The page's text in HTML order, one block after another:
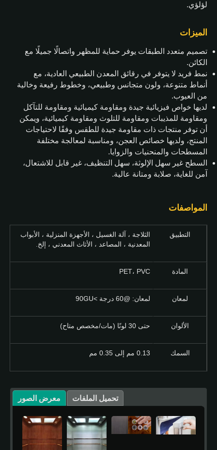
لؤلؤي.
الميزات
تصميم متعدد الطبقات يوفر حماية للمظهر واتصالًا جميلًا مع
الكائن.
نمط فريد لا يتوفر في رقائق المعدن الطبيعي العادية، مع
أنماط متنوعة، ولون متجانس وطبيعي، وخطوط رفيعة وخالية
من العيوب.
لديها خواص فيزيائية جيدة ومقاومة كيميائية ومقاومة للتآكل
ومقاومة للمذيبات ومقاومة للتلوث ومقاومة كيميائية، ويمكن
أن توفر منتجات ذات مقاومة جيدة للطقس وفقًا لاحتياجات
المنتج، ولديها خصائص العجن، ومناسبة لمعالجة مختلفة
المسطحات والمنحنيات والزوايا.
السطح غير سهل الإلوثة، سهل التنظيف، غير قابل للاشتعال،
آمن للغاية، صلابة ومتانة عالية.
المواصفات
التطبيق
الثلاجة ، آلة الغسيل ، الأجهزة المنزلية ، الأبواب
المعدنية ، المصاعد ، الأثاث المعدني ، إلخ.
المادة PET، PVC
لمعان لمعان: @60 درجة >90GU
الألوان حتى 30 لونًا (مات/مخصص متاح)
السمك 0.13 مم إلى 0.35 مم
معرض الصور تحميل الملفات